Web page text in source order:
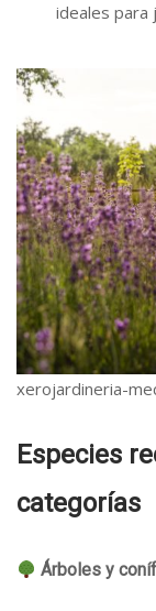
ideales
xerojardineria-
Especies
categorías
Árboles y